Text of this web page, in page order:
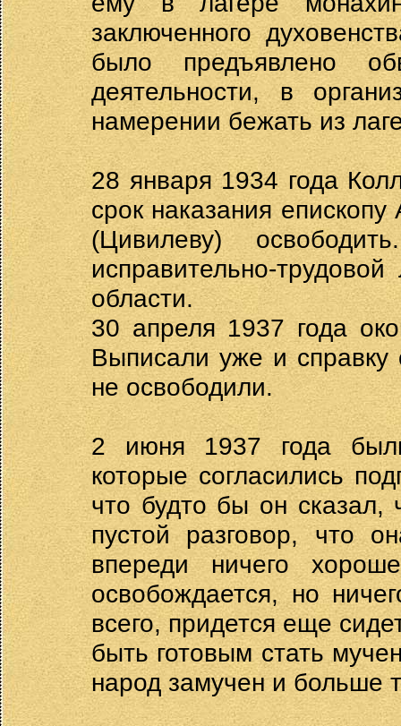
заключенного
было предъявлено
деятельности, в
намерении бежать из
28 января 1934 года
срок наказания
(Цивилеву)
исправительно-
области.
30 апреля 1937 года
Выписали уже и справку
не освободили.
2 июня 1937 года
которые согласились
что будто бы он сказал,
пустой разговор, что
впереди ничего
освобождается, но
всего, придется еще
быть готовым стать
народ замучен и больше